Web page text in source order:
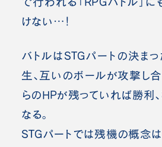
けない…！
バトルはSTGパートの決ま
生、互いのボールが攻撃し
らのHPが残っていれば勝利
なる。
STGパートでは残機の概念